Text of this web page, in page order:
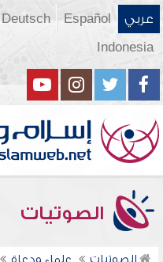
عربي Español
Deutsch
Indonesia
الصوتيات
الصوتيات علماء ودعاة